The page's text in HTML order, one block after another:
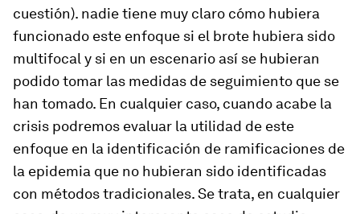
cuestión). nadie tiene muy claro cómo hubiera
funcionado este enfoque si el brote hubiera sido
multifocal y si en un escenario así se hubieran
podido tomar las medidas de seguimiento que se
han tomado. En cualquier caso, cuando acabe la
crisis podremos evaluar la utilidad de este
enfoque en la identificación de ramificaciones de
la epidemia que no hubieran sido identificadas
con métodos tradicionales. Se trata, en cualquier